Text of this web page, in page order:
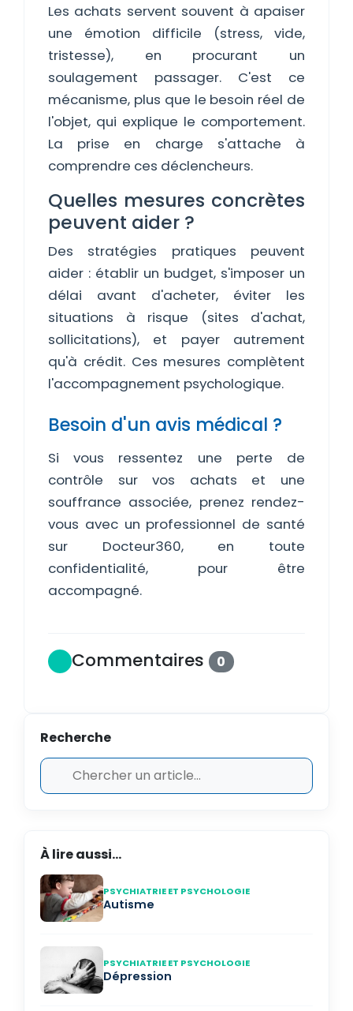
Les achats servent souvent à apaiser
une émotion difficile (stress, vide,
tristesse), en procurant un
soulagement passager. C'est ce
mécanisme, plus que le besoin réel de
l'objet, qui explique le comportement.
La prise en charge s'attache à
comprendre ces déclencheurs.
Quelles mesures concrètes
peuvent aider ?
Des stratégies pratiques peuvent
aider : établir un budget, s'imposer un
délai avant d'acheter, éviter les
situations à risque (sites d'achat,
sollicitations), et payer autrement
qu'à crédit. Ces mesures complètent
l'accompagnement psychologique.
Besoin d'un avis médical ?
Si vous ressentez une perte de
contrôle sur vos achats et une
souffrance associée, prenez rendez-
vous avec un professionnel de santé
sur Docteur360, en toute
confidentialité, pour être
accompagné.
Commentaires 0
Recherche
À lire aussi...
PSYCHIATRIE ET PSYCHOLOGIE
Autisme
PSYCHIATRIE ET PSYCHOLOGIE
Dépression